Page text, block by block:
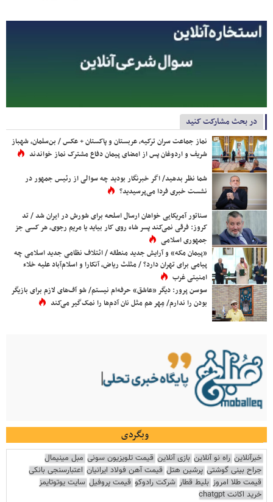
در بحث مشارکت کنید
نماز جماعت سران ترکیه، عربستان و پاکستان + عکس / بن‌سلمان، شهباز
شریف و اردوغان پس از امضای پیمان دفاع مشترک نماز خواندند
شما نظر بدهید/ اگر خبرنگار بودید چه سوالی از رئیس جمهور در
نشست خبری فردا می‌پرسیدید؟
سناتور آمریکایی خواهان ارسال اسلحه برای شورش در ایران شد / تد
کروز: فرقی نمی‌کند پسر شاه روی کار بیاید یا مریم رجوی، هر کسی جز
جمهوری اسلامی
«پیمان مکه» و آرایش جدید منطقه / ائتلاف نظامی جدید اسلامی چه
پیامی برای تهران دارد؟ / مثلث ریاض، آنکارا و اسلام‌آباد علیه خلاء
امنیتی غرب
سوسن پرور: دیگر «عاشق» حرفه‌ام نیستم/ شو آف‌های لازم برای بازیگر
بودن را ندارم/ مِهر هم مثل نان آدم‌ها را نمک‌گیر می‌کند
وبگردی
خبرآنلاین راه نو آنلاین بازی آنلاین قیمت تلویزیون سونی مبل مینیمال
جراح بینی گوشتی پرشین هتل قیمت آهن فولاد ایرانیان اعتبارسنجی بانکی
قیمت طلا امروز بلیط قطار شرکت رادوکو قیمت پروفیل سایت یوتوتایمز
خرید اکانت chatgpt